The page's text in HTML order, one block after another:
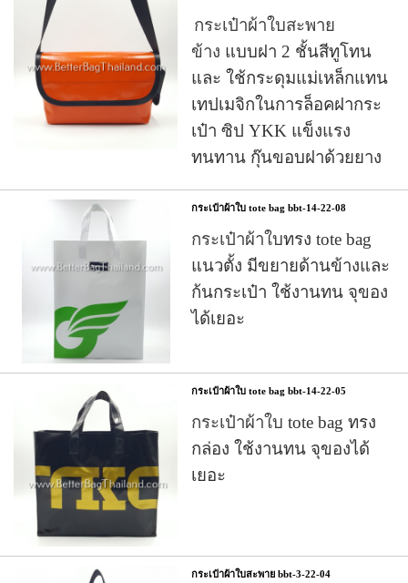
กระเป๋าผ้าใบสะพาย
ข้าง แบบฝา 2 ชั้นสีทูโทน
และ ใช้กระดุมแม่เหล็กแทน
เทปเมจิกในการล็อคฝากระ
เป๋า ซิป YKK แข็งแรง
ทนทาน กุ๊นขอบฝาด้วยยาง
กระเป๋าผ้าใบ tote bag bbt-14-22-08
กระเป๋าผ้าใบทรง tote bag
แนวตั้ง มีขยายด้านข้างและ
ก้นกระเป๋า ใช้งานทน จุของ
ได้เยอะ
กระเป๋าผ้าใบ tote bag bbt-14-22-05
กระเป๋าผ้าใบ tote bag ทรง
กล่อง ใช้งานทน จุของได้
เยอะ
กระเป๋าผ้าใบสะพาย bbt-3-22-04